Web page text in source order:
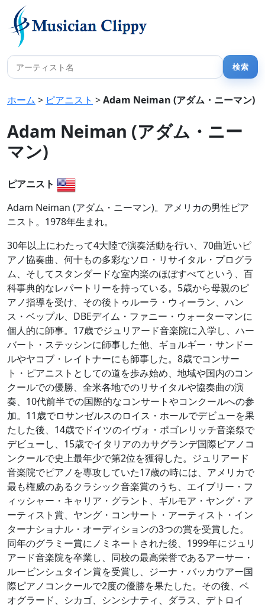
ホーム > ピアニスト >Adam Neiman (アダム・ニーマン)
Adam Neiman (アダム・ニー
マン)
ピアニスト
Adam Neiman (アダム・ニーマン)。アメリカの男性ピア
ニスト。1978年生まれ。
30年以上にわたって4大陸で演奏活動を行い、70曲近いピ
アノ協奏曲、何十もの多彩なソロ・リサイタル・プログラ
ム、そしてスタンダードな室内楽のほぼすべてという、百
科事典的なレパートリーを持っている。5歳から母親のピ
アノ指導を受け、その後トゥルーラ・ウィーラン、ハン
ス・ベップル、DBEデイム・ファニー・ウォーターマンに
個人的に師事。17歳でジュリアード音楽院に入学し、ハー
バート・ステッシンに師事した他、ギョルギー・サンドー
ルやヤコブ・レイトナーにも師事した。8歳でコンサー
ト・ピアニストとしての道を歩み始め、地域や国内のコン
クールでの優勝、全米各地でのリサイタルや協奏曲の演
奏、10代前半での国際的なコンサートやコンクールへの参
加。11歳でロサンゼルスのロイス・ホールでデビューを果
たした後、14歳でドイツのイヴォ・ポゴレリッチ音楽祭で
デビューし、15歳でイタリアのカサグランデ国際ピアノコ
ンクールで史上最年少で第2位を獲得した。ジュリアード
音楽院でピアノを専攻していた17歳の時には、アメリカで
最も権威のあるクラシック音楽賞のうち、エイブリー・フ
ィッシャー・キャリア・グラント、ギルモア・ヤング・ア
ーティスト賞、ヤング・コンサート・アーティスト・イン
ターナショナル・オーディションの3つの賞を受賞した。
同年のグラミー賞にノミネートされた後、1999年にジュリ
アード音楽院を卒業し、同校の最高栄誉であるアーサー・
ルービンシュタイン賞を受賞し、ジーナ・バッカウアー国
際ピアノコンクールで2度の優勝を果たした。その後、ベ
オグラード、シカゴ、シンシナティ、ダラス、デトロイ